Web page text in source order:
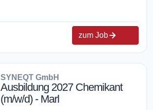
zum Job
SYNEQT GmbH
Ausbildung 2027 Chemikant
(m/w/d) - Marl